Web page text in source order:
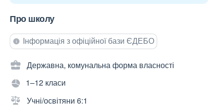
Про школу
Інформація з офіційної бази ЄДЕБО
Державна, комунальна форма власності
1–12 класи
Учні/освітяни 6:1